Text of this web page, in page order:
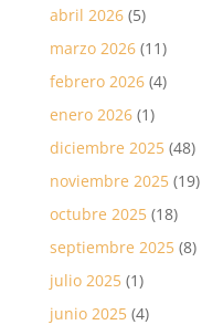
abril 2026(5)
marzo 2026(11)
febrero 2026(4)
enero 2026(1)
diciembre 2025(48)
noviembre 2025(19)
octubre 2025(18)
septiembre 2025(8)
julio 2025(1)
junio 2025(4)